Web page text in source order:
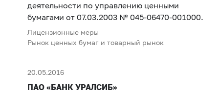
деятельности по управлению ценными
бумагами от 07.03.2003 № 045-06470-001000.
Лицензионные меры
Рынок ценных бумаг и товарный рынок
20.05.2016
ПАО «БАНК УРАЛСИБ»